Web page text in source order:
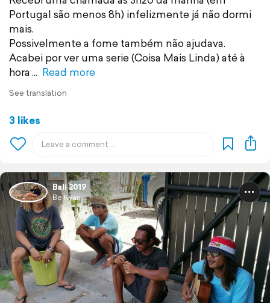
Portugal são menos 8h) infelizmente já não dormi
mais.
Possivelmente a fome também não ajudava.
Acabei por ver uma serie (Coisa Mais Linda) até à
hora
Read more
See translation
3 likes
Bali 2019
Be Kyan